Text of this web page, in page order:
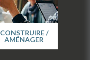
CONSTRUIRE /
AMÉNAGER